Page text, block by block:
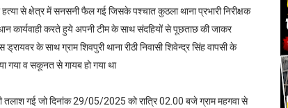
से क्षेत्र में सनसनी फैल गई जिसके पश्चात कुठला थाना प्रभारी निरीक्षक
कार्यवाही करते हुये अपनी टीम के साथ संदहियों से पूछताछ की जाकर
के साथ ग्राम शिवपुरी थाना रीठी निवासी शिवेन्द्र सिंह वापसी के
गया व सकूनत से गायब हो गया था
तलाश गई जो दिनांक 29/05/2025 को रात्रि 02.00 बजे ग्राम महगवा से